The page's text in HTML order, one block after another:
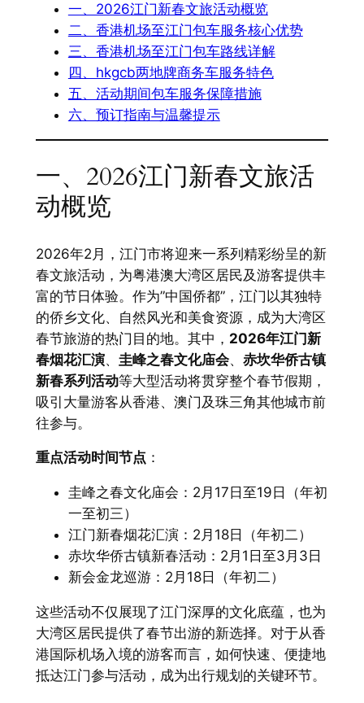
一、2026江门新春文旅活动概览
二、香港机场至江门包车服务核心优势
三、香港机场至江门包车路线详解
四、hkgcb两地牌商务车服务特色
五、活动期间包车服务保障措施
六、预订指南与温馨提示
一、2026江门新春文旅活
动概览
2026年2月，江门市将迎来一系列精彩纷呈的新
春文旅活动，为粤港澳大湾区居民及游客提供丰
富的节日体验。作为”中国侨都”，江门以其独特
的侨乡文化、自然风光和美食资源，成为大湾区
春节旅游的热门目的地。其中， 2026年江门新
春烟花汇演、 圭峰之春文化庙会、 赤坎华侨古镇
新春系列活动等大型活动将贯穿整个春节假期，
吸引大量游客从香港、澳门及珠三角其他城市前
往参与。
重点活动时间节点 ：
圭峰之春文化庙会：2月17日至19日（年初
一至初三）
江门新春烟花汇演：2月18日（年初二）
赤坎华侨古镇新春活动：2月1日至3月3日
新会金龙巡游：2月18日（年初二）
这些活动不仅展现了江门深厚的文化底蕴，也为
大湾区居民提供了春节出游的新选择。对于从香
港国际机场入境的游客而言，如何快速、便捷地
抵达江门参与活动，成为出行规划的关键环节。